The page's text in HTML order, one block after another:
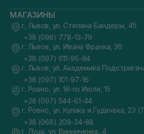
МАГАЗИНЫ
г. Львов, ул. Степана Бандеры, 45
+38 (098) 778-13-79
г. Львов, ул. Ивана Франка, 36
+38 (097) 611-95-94
г. Львов, ул. Академика
+38 (097) 101-97-16
г. Ровно, ул. 16-го Июля, 15
+38 (097) 544-61-44
г. Ровно, ул. Кулика и Гудачека, 23
+38 (068) 209-34-88
г. Луцк, ул. Винниченка, 4